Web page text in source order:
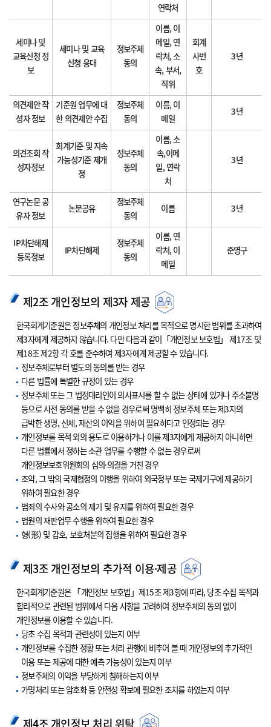
연락처
세미나 및
교육신청 정
보
세미나 및 교육
신청 응대
정보주체
동의
이름, 이
메일, 연
락처, 소
속, 부서,
직위
회계
사번
호
3년
의견제안 작
성자 정보
기준원 업무에 대
한 의견제안 수집
정보주체
동의
이름, 이
메일
3년
의견조회 작
성자정보
회계기준 및 지속
가능성기준 제개
정
정보주체
동의
이름, 소
속,이메
일, 연락
처
3년
연구논문 공
유자 정보
논문공유
정보주체
동의
이름 3년
IP차단해제
등록정보
IP차단해제
정보주체
동의
이름, 연
락처, 이
메일
준영구
제2조 개인정보의 제3자 제공
한국회계기준원은 정보주체의 개인정보 처리를 목적으로 명시한 범위를 초과하여
제3자에게 제공하지 않습니다. 다만 다음과 같이「개인정보 보호법」 제17조 및
제18조 제2항 각 호를 준수하여 제3자에게 제공할 수 있습니다.
정보주체로부터 별도의 동의를 받는 경우
다른 법률에 특별한 규정이 있는 경우
정보주체 또는 그 법정대리인이 의사표시를 할 수 없는 상태에 있거나 주소불명
등으로 사전 동의를 받을 수 없을 경우로써 명백히 정보주체 또는 제3자의
급박한 생명, 신체, 재산의 이익을 위하여 필요하다고 인정되는 경우
개인정보를 목적 외의 용도로 이용하거나 이를 제3자에게 제공하지 아니하면
다른 법률에서 정하는 소관 업무를 수행할 수 없는 경우로써
개인정보보호위원회의 심의·의결을 거친 경우
조약, 그 밖의 국제협정의 이행을 위하여 외국정부 또는 국제기구에 제공하기
위하여 필요한 경우
범죄의 수사와 공소의 제기 및 유지를 위하여 필요한 경우
법원의 재판업무 수행을 위하여 필요한 경우
형(形) 및 감호, 보호처분의 집행을 위하여 필요한 경우
제3조 개인정보의 추가적 이용·제공
한국회계기준원은 「개인정보 보호법」제15조 제3항에 따라, 당초 수집 목적과
합리적으로 관련된 범위에서 다음 사항을 고려하여 정보주체의 동의 없이
개인정보를 이용할 수 있습니다.
당초 수집 목적과 관련성이 있는지 여부
개인정보를 수집한 정황 또는 처리 관행에 비추어 볼 때 개인정보의 추가적인
이용 또는 제공에 대한 예측 가능성이 있는지 여부
정보주체의 이익을 부당하게 침해하는지 여부
가명처리 또는 암호화 등 안전성 확보에 필요한 조치를 하였는지 여부